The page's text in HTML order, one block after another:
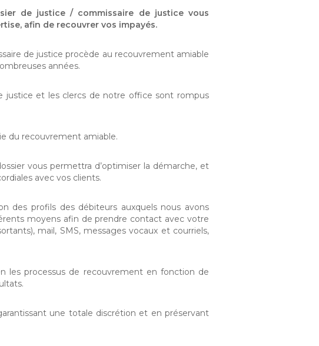
de justice / commissaire de justice vous
afin de recouvrer vos impayés.
de justice procède au recouvrement amiable
années.
justice et les clercs de notre office sont rompus
du recouvrement amiable.
vous permettra d’optimiser la démarche, et
avec vos clients.
des profils des débiteurs auxquels nous avons
moyens afin de prendre contact avec votre
mail, SMS, messages vocaux et courriels,
les processus de recouvrement en fonction de
une totale discrétion et en préservant